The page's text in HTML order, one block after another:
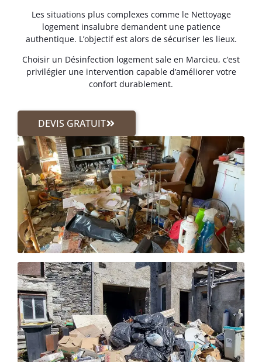
Les situations plus complexes comme le Nettoyage
logement insalubre demandent une patience
authentique. L’objectif est alors de sécuriser les lieux.
Choisir un Désinfection logement sale en Marcieu, c’est
privilégier une intervention capable d’améliorer votre
confort durablement.
DEVIS GRATUIT